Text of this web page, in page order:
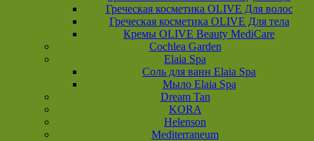
Греческая косметика OLIVE Для волос
Греческая косметика OLIVE Для тела
Кремы OLIVE Beauty MediCare
Cochlea Garden
Elaia Spa
Соль для ванн Elaia Spa
Мыло Elaia Spa
Dream Tan
KORA
Helenson
Mediterraneum